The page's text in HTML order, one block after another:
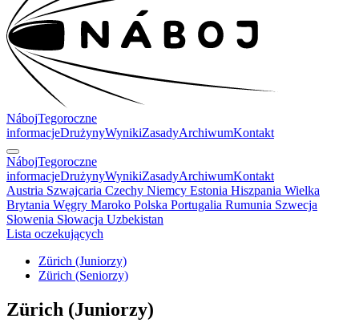
NábojTegoroczne
informacjeDrużynyWynikiZasadyArchiwumKontakt
NábojTegoroczne
informacjeDrużynyWynikiZasadyArchiwumKontakt
Austria Szwajcaria Czechy Niemcy Estonia Hiszpania Wielka
Brytania Węgry Maroko Polska Portugalia Rumunia Szwecja
Słowenia Słowacja Uzbekistan
Lista oczekujących
Zürich (Juniorzy)
Zürich (Seniorzy)
Zürich (Juniorzy)